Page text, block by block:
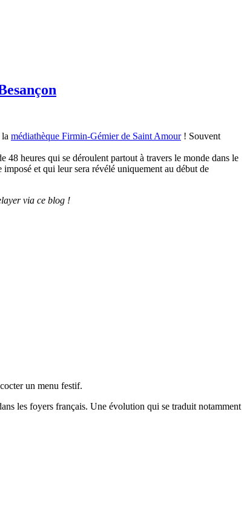
médiathèque Firmin-Gémier de Saint Amour! Souvent
48 heures qui se déroulent partout à travers le monde dans le
et qui leur sera révélé uniquement au début de
via ce blog !
un menu festif.
les foyers français. Une évolution qui se traduit notamment